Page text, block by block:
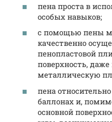
пена проста в
особых навыков;
с помощью пены
качественно
пенопластовой
поверхность,
металлическую
пена
баллонах и,
основной